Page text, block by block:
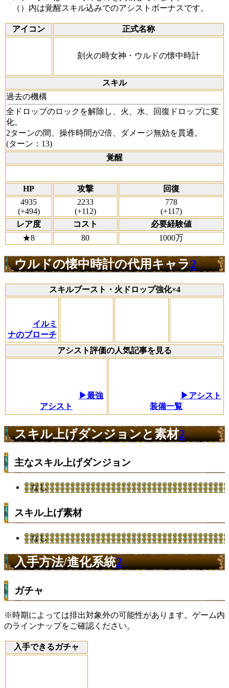
（）内は覚醒スキル込みでのアシストボーナスです。
アイコン 正式名称
刻火の時女神・ウルドの懐中時計
スキル
過去の機構
全ドロップのロックを解除し、火、水、回復ドロップに変
化。
2ターンの間、操作時間が2倍、ダメージ無効を貫通。
(ターン：13)
覚醒
HP 攻撃
回復
4935
(+494)
2233
(+112)
778
(+117)
レア度
コスト
必要経験値
★8
80 1000万
ウルドの懐中時計の代用キャラ2
スキルブースト・火ドロップ強化×4
イルミ
ナのブローチ
アシスト評価の人気記事を見る
▶最強
アシスト
▶アシスト
装備一覧
スキル上げダンジョンと素材2
主なスキル上げダンジョン
なし
スキル上げ素材
なし
入手方法/進化系統2
ガチャ
※時期によっては排出対象外の可能性があります。ゲーム内
のラインナップをご確認ください。
入手できるガチャ